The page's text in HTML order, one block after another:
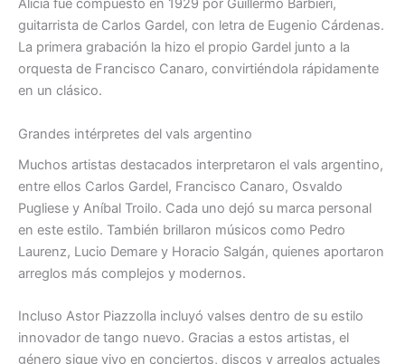
Alicia fue compuesto en 1929 por Guillermo Barbieri,
guitarrista de Carlos Gardel, con letra de Eugenio Cárdenas.
La primera grabación la hizo el propio Gardel junto a la
orquesta de Francisco Canaro, convirtiéndola rápidamente
en un clásico.
Grandes intérpretes del vals argentino
Muchos artistas destacados interpretaron el vals argentino,
entre ellos Carlos Gardel, Francisco Canaro, Osvaldo
Pugliese y Aníbal Troilo. Cada uno dejó su marca personal
en este estilo. También brillaron músicos como Pedro
Laurenz, Lucio Demare y Horacio Salgán, quienes aportaron
arreglos más complejos y modernos.
Incluso Astor Piazzolla incluyó valses dentro de su estilo
innovador de tango nuevo. Gracias a estos artistas, el
género sigue vivo en conciertos, discos y arreglos actuales